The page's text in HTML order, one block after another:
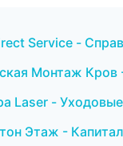
Service -
Монтаж Кров
Laser -
Этаж -